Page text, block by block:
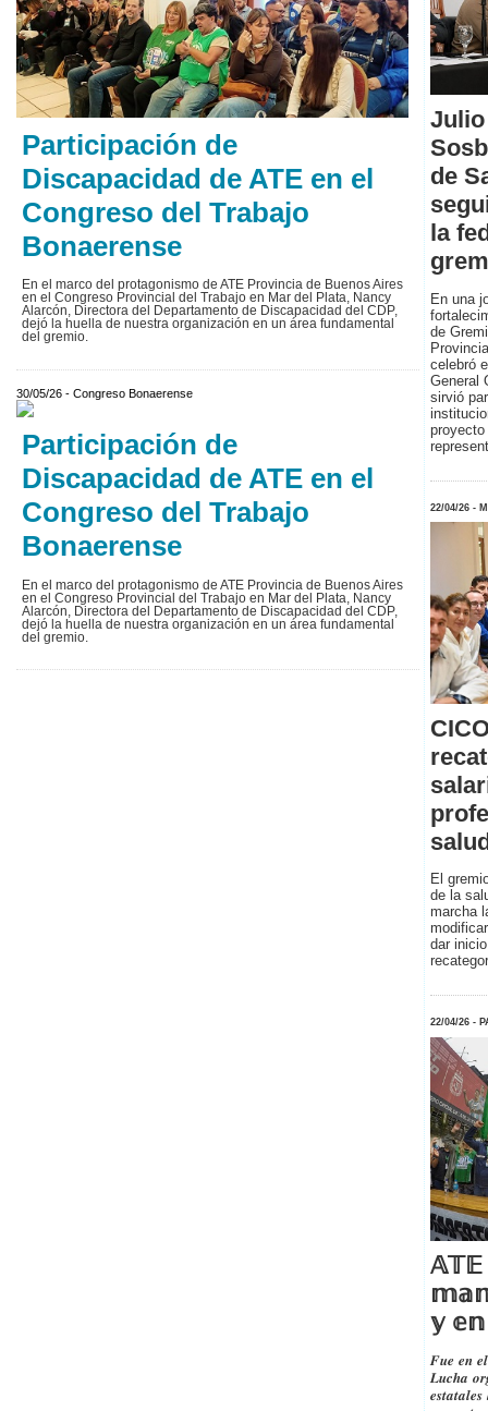
Participación de
Discapacidad de ATE en el
Congreso del Trabajo
Bonaerense
En el marco del protagonismo de ATE Provincia de Buenos Aires
en el Congreso Provincial del Trabajo en Mar del Plata, Nancy
Alarcón, Directora del Departamento de Discapacidad del CDP,
dejó la huella de nuestra organización en un área fundamental
del gremio.
30/05/26 - Congreso Bonaerense
Participación de
Discapacidad de ATE en el
Congreso del Trabajo
Bonaerense
En el marco del protagonismo de ATE Provincia de Buenos Aires
en el Congreso Provincial del Trabajo en Mar del Plata, Nancy
Alarcón, Directora del Departamento de Discapacidad del CDP,
dejó la huella de nuestra organización en un área fundamental
del gremio.
Julio
de
la
En una
de
celebró
General
sirvió
22/04/26 -
El
de la
marcha
dar
22/04/26 -
𝔸𝕋𝔼
𝕪
𝑭𝒖𝒆 𝒆𝒏
𝑳𝒖𝒄𝒉𝒂